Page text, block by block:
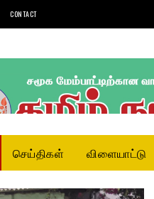
CONTACT
செய்திகள் விளையாட்டு